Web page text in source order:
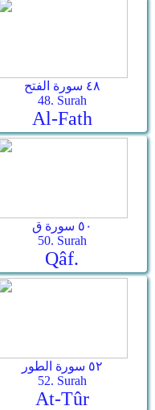
٤٨ سورة الفتح
48. Surah
Al-Fath
٥٠ سورة ق
50. Surah
Qâf.
٥٢ سورة الطور
52. Surah
At-Tûr